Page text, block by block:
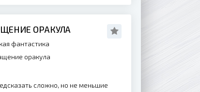
ОРАКУЛА
фантастика
оракула
сложно, но не меньшие